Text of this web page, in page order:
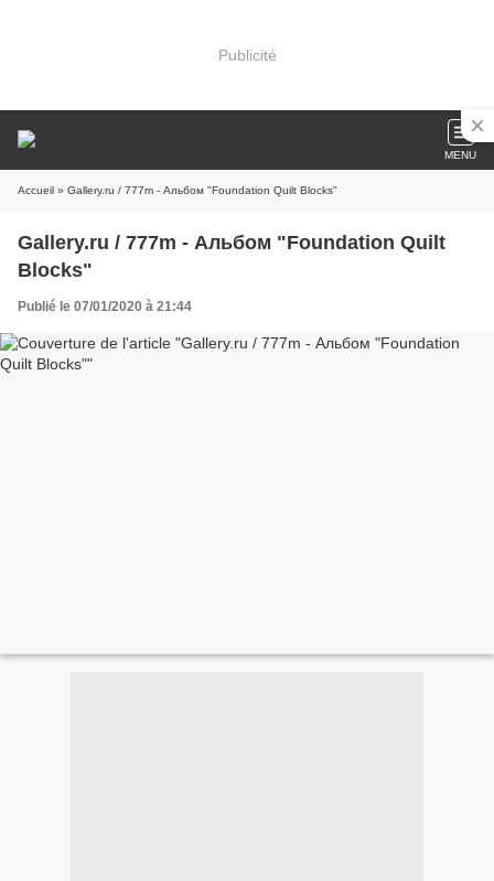
Publicité
MENU
Accueil » Gallery.ru / 777m - Альбом "Foundation Quilt Blocks"
Gallery.ru / 777m - Альбом "Foundation Quilt
Blocks"
Publié le 07/01/2020 à 21:44